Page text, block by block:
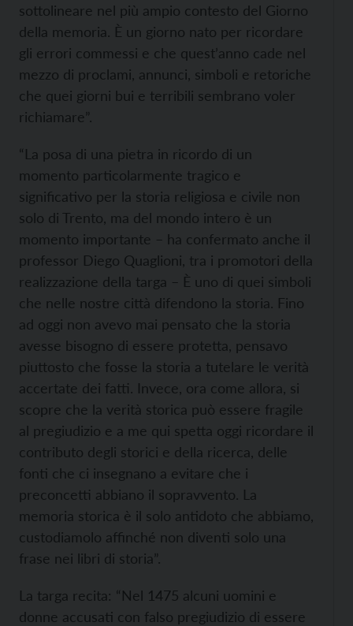
sottolineare nel più ampio contesto del Giorno
della memoria. È un giorno nato per ricordare
gli errori commessi e che quest’anno cade nel
mezzo di proclami, annunci, simboli e retoriche
che quei giorni bui e terribili sembrano voler
richiamare”.
“La posa di una pietra in ricordo di un
momento particolarmente tragico e
significativo per la storia religiosa e civile non
solo di Trento, ma del mondo intero è un
momento importante – ha confermato anche il
professor Diego Quaglioni, tra i promotori della
realizzazione della targa – È uno di quei simboli
che nelle nostre città difendono la storia. Fino
ad oggi non avevo mai pensato che la storia
avesse bisogno di essere protetta, pensavo
piuttosto che fosse la storia a tutelare le verità
accertate dei fatti. Invece, ora come allora, si
scopre che la verità storica può essere fragile
al pregiudizio e a me qui spetta oggi ricordare il
contributo degli storici e della ricerca, delle
fonti che ci insegnano a evitare che i
preconcetti abbiano il sopravvento. La
memoria storica è il solo antidoto che abbiamo,
custodiamolo affinché non diventi solo una
frase nei libri di storia”.
La targa recita: “Nel 1475 alcuni uomini e
donne accusati con falso pregiudizio di essere